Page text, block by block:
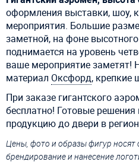
оформления выставки, шоу,
мероприятия. Большие
заметной, на фоне
поднимается на уровень
ваше мероприятие
материал Оксфорд, крепкие
При заказе гигантского
бесплатно! Готовые
продукцию до двери в
Цены, фото и образы фигур носят
брендирование и нанесение